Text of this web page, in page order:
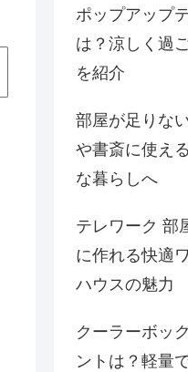
ポップアップ
は？涼しく過
を紹介
部屋が足りな
や書斎に使え
な暮らしへ
テレワーク 部
に作れる快適
ハウスの魅力
クーラーボッ
ントは？軽量